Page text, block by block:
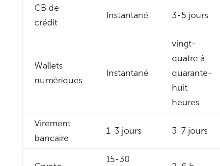
CB de
crédit
Instantané 3-5 jours
Wallets
numériques
Instantané
vingt-
quatre à
quarante-
huit
heures
Virement
bancaire
1-3 jours 3-7 jours
15-30